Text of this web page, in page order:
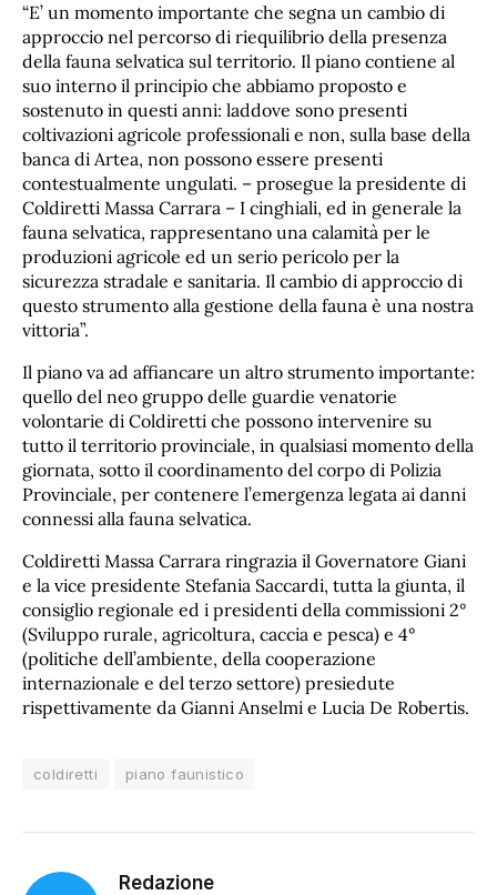
“E’ un momento importante che segna un cambio di
approccio nel percorso di riequilibrio della presenza
della fauna selvatica sul territorio. Il piano contiene al
suo interno il principio che abbiamo proposto e
sostenuto in questi anni: laddove sono presenti
coltivazioni agricole professionali e non, sulla base della
banca di Artea, non possono essere presenti
contestualmente ungulati. – prosegue la presidente di
Coldiretti Massa Carrara – I cinghiali, ed in generale la
fauna selvatica, rappresentano una calamità per le
produzioni agricole ed un serio pericolo per la
sicurezza stradale e sanitaria. Il cambio di approccio di
questo strumento alla gestione della fauna è una nostra
vittoria”.
Il piano va ad affiancare un altro strumento importante:
quello del neo gruppo delle guardie venatorie
volontarie di Coldiretti che possono intervenire su
tutto il territorio provinciale, in qualsiasi momento della
giornata, sotto il coordinamento del corpo di Polizia
Provinciale, per contenere l’emergenza legata ai danni
connessi alla fauna selvatica.
Coldiretti Massa Carrara ringrazia il Governatore Giani
e la vice presidente Stefania Saccardi, tutta la giunta, il
consiglio regionale ed i presidenti della commissioni 2°
(Sviluppo rurale, agricoltura, caccia e pesca) e 4°
(politiche dell’ambiente, della cooperazione
internazionale e del terzo settore) presiedute
rispettivamente da Gianni Anselmi e Lucia De Robertis.
coldiretti piano faunistico
Redazione